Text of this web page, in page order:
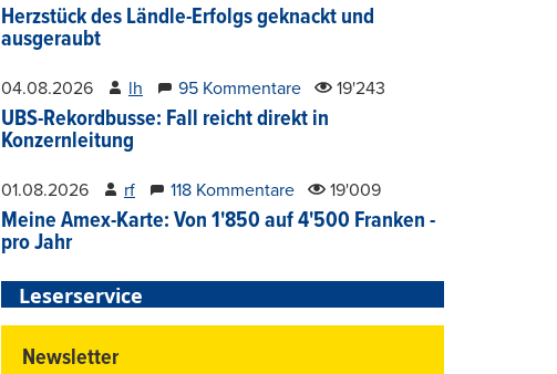
Herzstück des Ländle-Erfolgs geknackt und
ausgeraubt
04.08.2026 lh 95 Kommentare 19'243
UBS-Rekordbusse: Fall reicht direkt in
Konzernleitung
01.08.2026 rf 118 Kommentare 19'009
Meine Amex-Karte: Von 1'850 auf 4'500 Franken -
pro Jahr
Leserservice
Newsletter